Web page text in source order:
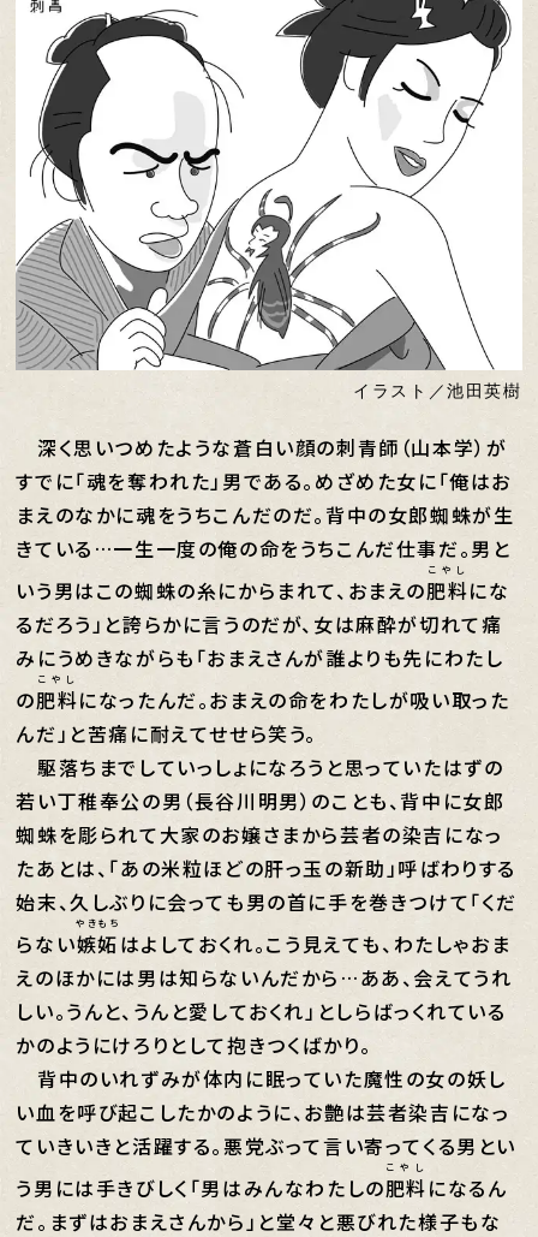
イラスト／池田英樹
深く思いつめたような蒼白い顔の刺青師（山本学）が
すでに「魂を奪われた」男である。めざめた女に「俺はお
まえのなかに魂をうちこんだのだ。背中の女郎蜘蛛が生
きている…一生一度の俺の命をうちこんだ仕事だ。男と
いう男はこの蜘蛛の糸にからまれて、おまえの肥料
こやし
にな
るだろう」と誇らかに言うのだが、女は麻酔が切れて痛
みにうめきながらも「おまえさんが誰よりも先にわたし
の肥料
こやし
になったんだ。おまえの命をわたしが吸い取った
んだ」と苦痛に耐えてせせら笑う。
駆落ちまでしていっしょになろうと思っていたはずの
若い丁稚奉公の男（長谷川明男）のことも、背中に女郎
蜘蛛を彫られて大家のお嬢さまから芸者の染吉になっ
たあとは、「あの米粒ほどの肝っ玉の新助」呼ばわりする
始末、久しぶりに会っても男の首に手を巻きつけて「くだ
らない嫉妬
やきもち
はよしておくれ。こう見えても、わたしゃおま
えのほかには男は知らないんだから…ああ、会えてうれ
しい。うんと、うんと愛しておくれ」としらばっくれている
かのようにけろりとして抱きつくばかり。
背中のいれずみが体内に眠っていた魔性の女の妖し
い血を呼び起こしたかのように、お艶は芸者染吉になっ
ていきいきと活躍する。悪党ぶって言い寄ってくる男とい
う男には手きびしく「男はみんなわたしの肥料
こやし
になるん
だ。まずはおまえさんから」と堂々と悪びれた様子もな